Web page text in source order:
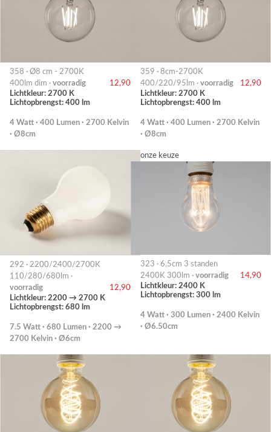
358 · Ø8 cm - 2700K
400lm dim · voorradig
12,90
Lichtkleur: 2700 K
Lichtopbrengst: 400 lm
4 Watt · 400 Lumen · 2700 Kelvin
· Ø8cm
359 · 8cm-2700K
400/220/95lm · voorradig
12,90
Lichtkleur: 2700 K
Lichtopbrengst: 400 lm
4 Watt · 400 Lumen · 2700 Kelvin
· Ø8cm
292 · 2200/2400/2700K
110/280/680lm ·
voorradig
12,90
Lichtkleur: 2200 → 2700 K
Lichtopbrengst: 680 lm
7.5 Watt · 680 Lumen · 2200 →
2700 Kelvin · Ø6cm
onze keuze
323 · 6,5cm 3 standen
2400K 300lm · voorradig
14,90
Lichtkleur: 2400 K
Lichtopbrengst: 300 lm
4 Watt · 300 Lumen · 2400 Kelvin
· Ø6.50cm